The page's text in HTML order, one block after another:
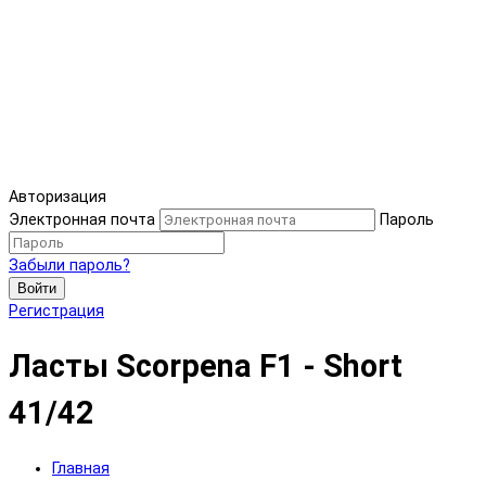
Авторизация
Электронная почта
Пароль
Забыли пароль?
Войти
Регистрация
Ласты Scorpena F1 - Short
41/42
Главная